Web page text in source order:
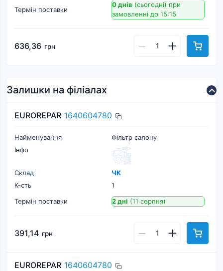
Термін поставки
0 днів (сьогодні) при
замовленні до 15:15
636,36 грн
Залишки на філіалах
EUROREPAR 1640604780
Найменування
Фільтр салону
Інфо
Склад
ЧК
К-cть
1
Термін поставки
2 дні (11 серпня)
391,14 грн
EUROREPAR 1640604780